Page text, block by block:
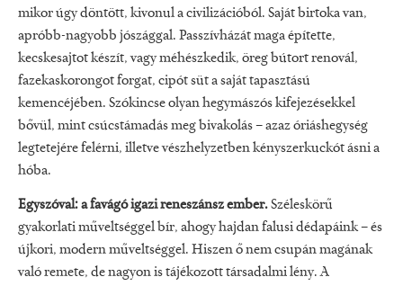
mikor úgy döntött, kivonul a civilizációból. Saját birtoka van,
apróbb-nagyobb jószággal. Passzívházát maga építette,
kecskesajtot készít, vagy méhészkedik, öreg bútort renovál,
fazekaskorongot forgat, cipót süt a saját tapasztású
kemencéjében. Szókincse olyan hegymászós kifejezésekkel
bővül, mint csúcstámadás meg bivakolás – azaz óriáshegység
legtetejére felérni, illetve vészhelyzetben kényszerkuckót ásni a
hóba.
Egyszóval: a favágó igazi reneszánsz ember.Széleskörű
gyakorlati műveltséggel bír, ahogy hajdan falusi dédapáink – és
újkori, modern műveltséggel. Hiszen ő nem csupán magának
való remete, de nagyon is tájékozott társadalmi lény. A